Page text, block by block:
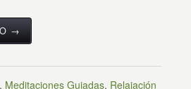
→
, Meditaciones Guiadas, Relajación